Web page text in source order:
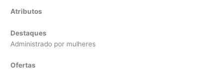
Atributos
Destaques
Administrado por mulheres
Ofertas